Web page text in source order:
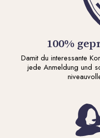
100%
Damit du interessante
jede Anmeldung und